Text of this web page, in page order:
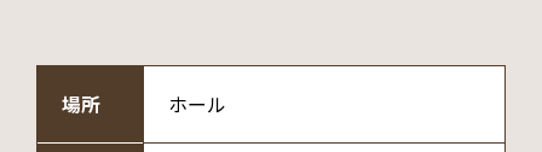
場所 ホール